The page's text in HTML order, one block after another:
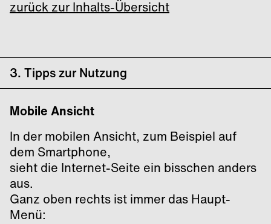
zurück zur Inhalts-Übersicht
3. Tipps zur Nutzung
Mobile Ansicht
In der mobilen Ansicht, zum Beispiel auf
dem Smartphone,
sieht die Internet-Seite ein bisschen anders
aus.
Ganz oben rechts ist immer das Haupt-
Menü: